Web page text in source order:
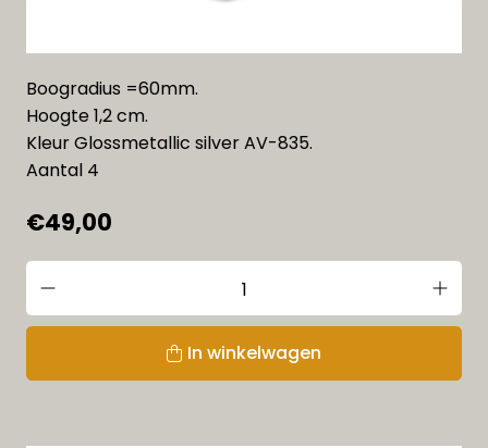
Boogradius =60mm.
Hoogte 1,2 cm.
Kleur Glossmetallic silver AV-835.
Aantal 4
€49,00
In winkelwagen